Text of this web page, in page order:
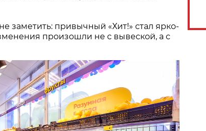
заметить: привычный «Хит!» стал ярко-
произошли не с вывеской, а с